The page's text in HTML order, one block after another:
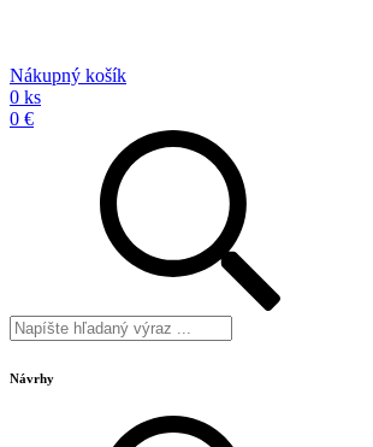
Nákupný košík
0 ks
0 €
Návrhy